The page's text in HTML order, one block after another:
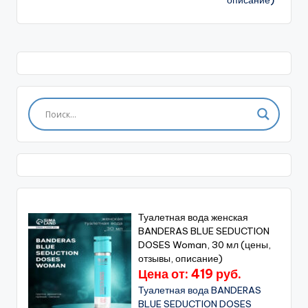
Туалетная вода женская
BANDERAS BLUE SEDUCTION
DOSES Woman, 30 мл (цены,
отзывы, описание)
Цена от: 419 руб.
Туалетная вода BANDERAS
BLUE SEDUCTION DOSES